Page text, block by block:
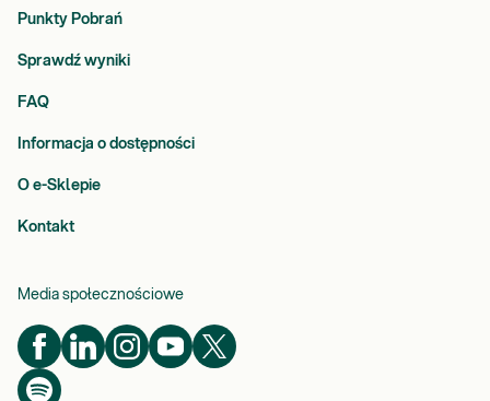
Punkty Pobrań
Sprawdź wyniki
FAQ
Informacja o dostępności
O e-Sklepie
Kontakt
Media społecznościowe